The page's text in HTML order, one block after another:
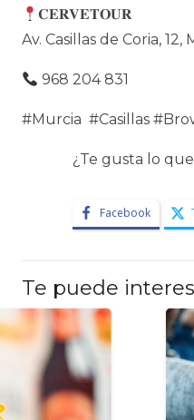
𝐂𝐄𝐑𝐕𝐄𝐓𝐎𝐔𝐑
Av. Casillas de Coria, 12,
968 204 831
#Murcia #Casillas
¿Te gusta lo
Facebook
Te puede